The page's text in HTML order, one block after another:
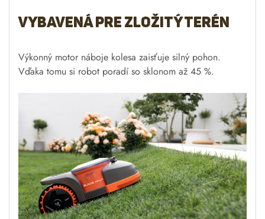
Vybavená pre zložitý terén
Výkonný motor náboje kolesa zaisťuje silný pohon.
Vďaka tomu si robot poradí so sklonom až 45 %.